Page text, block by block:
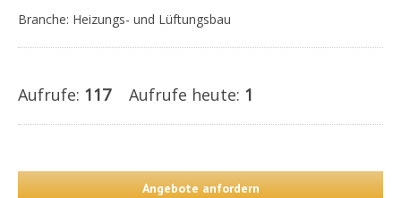
Branche: Heizungs- und Lüftungsbau
Aufrufe: 117Aufrufe heute: 1
Angebote anfordern